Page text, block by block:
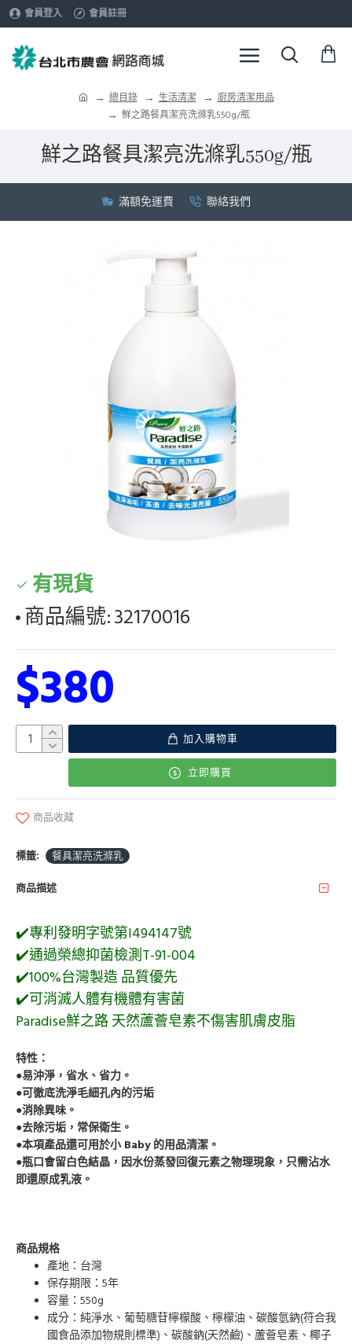
會員登入 會員註冊
總目錄 生活清潔
廚房清潔用品
鮮之路餐具潔亮洗滌乳550g/瓶
鮮之路餐具潔亮洗滌乳550g/瓶
滿額免運費 聯絡我們
$380
有現貨
商品編號:32170016
加入購物車
立即購買
商品收藏
標籤: 餐具潔亮洗滌乳
商品描述
✔️專利發明字號第I494147號
✔️通過榮總抑菌檢測T-91-004
✔️100%台灣製造 品質優先
✔️可消滅人體有機體有害菌
Paradise鮮之路 天然蘆薈皂素不傷害肌膚皮脂
特性：
●易沖淨，省水、省力。
●可徹底洗淨毛細孔內的污垢
●消除異味。
●去除污垢，常保衛生。
●本項產品還可用於小 Baby 的用品清潔。
●瓶口會留白色結晶，因水份蒸發回復元素之物理現象，只需沾水
即還原成乳液。
商品規格
產地：台灣
保存期限：5年
容量：550g
成分：純淨水、葡萄糖苷檸檬酸、檸檬油、碳酸氫鈉(符合我
國食品添加物規則標準)、碳酸鈉(天然鹼)、蘆薈皂素、椰子